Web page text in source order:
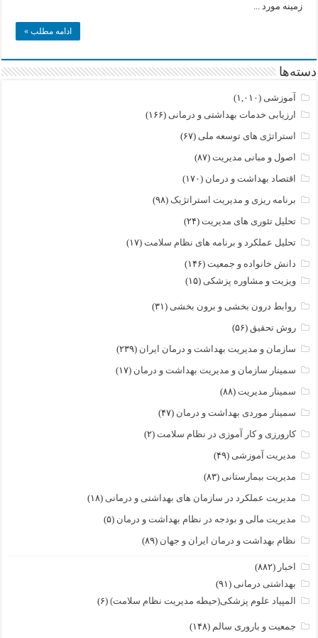
زمینه مورد ...
ادامه مطلب »
دسته‌ها
آموزشی (۱,۰۱۰)
ارزیابی خدمات بهداشتی و درمانی (۱۶۶)
استراتژی های توسعه ملی (۶۷)
اصول و مبانی مدیریت (۸۷)
اقتصاد بهداشت و درمان (۱۷۰)
برنامه ریزی و مدیریت استراتژیک (۹۸)
تحلیل تئوری های مدیریت (۲۴)
تحلیل عملکرد و برنامه های نظام سلامت (۱۷)
دانش خانواده و جمعیت (۱۴۶)
ویزیت و مشاوره پزشکی (۱۵)
روابط درون بخشی و برون بخشی (۳۱)
روش تحقیق (۵۶)
سازمان و مدیریت بهداشت و درمان ایران (۲۳۹)
سمینار سازمان و مدیریت بهداشت و درمان (۱۷)
سمینار مدیریت (۸۸)
سمینار موردی بهداشت و درمان (۴۷)
کارورزی و کار آموزی در نظام سلامت (۲)
مدیریت آموزشی (۴۹)
مدیریت بیمارستانی (۸۳)
مدیریت عملکرد در سازمان های بهداشتی و درمانی (۱۸)
مدیریت مالی و بودجه در نظام بهداشت و درمان (۵)
نظام بهداشت و درمان ایران و جهان (۸۹)
اخبار (۸۸۲)
بهداشتی درمانی (۹۱)
المپیاد علوم پزشکی(حیطه مدیریت نظام سلامت) (۶)
جمعیت و باروری سالم (۱۴۸)